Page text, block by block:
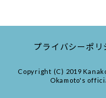
プライバシーポリ
Copyright (C) 2019
Okamoto's